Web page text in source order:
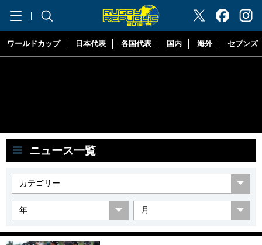
"ラグビーリパブリック"
ワールドカップ 日本代表 各国代表 国内 海外 セブンズ
ニュース一覧